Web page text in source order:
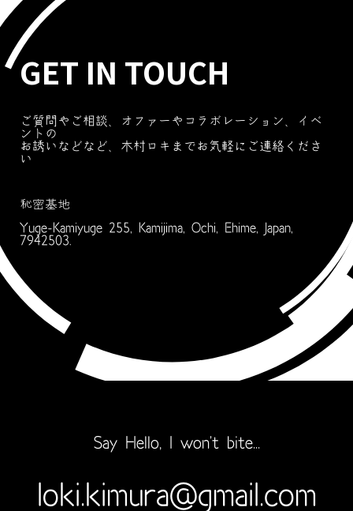
GET IN TOUCH
ご質問やご相談、オファーやコラボレーション、イベ
ントの
お誘いなどなど、木村ロキまでお気軽にご連絡くださ
い
秘密基地
Yuge-Kamiyuge 255, Kamijima, Ochi, Ehime, Japan,
7942503.
loki.kimura@gmail.com